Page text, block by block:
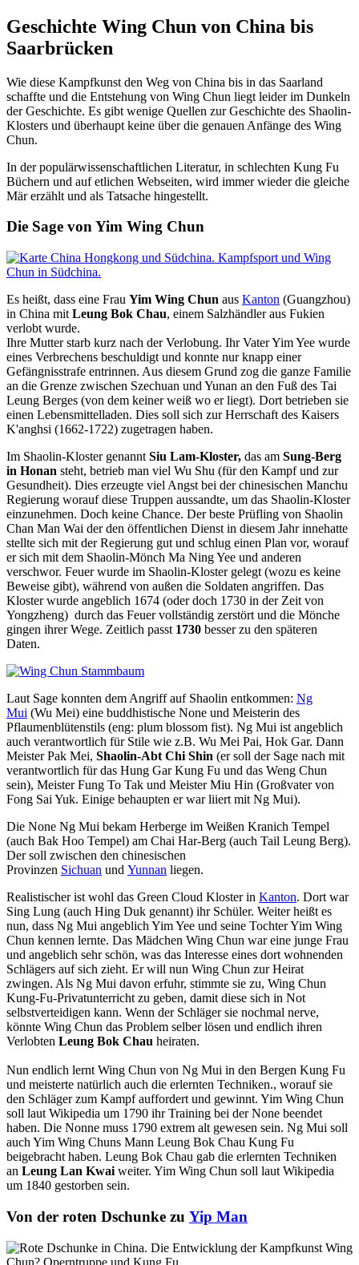
Geschichte Wing Chun von China bis
Saarbrücken
Wie diese Kampfkunst den Weg von China bis in das Saarland
schaffte und die Entstehung von Wing Chun liegt leider im Dunkeln
der Geschichte. Es gibt wenige Quellen zur Geschichte des Shaolin-
Klosters und überhaupt keine über die genauen Anfänge des Wing
Chun.
In der populärwissenschaftlichen Literatur, in schlechten Kung Fu
Büchern und auf etlichen Webseiten, wird immer wieder die gleiche
Mär erzählt und als Tatsache hingestellt.
Die Sage von Yim Wing Chun
Es heißt, dass eine Frau Yim Wing Chun aus Kanton (Guangzhou)
in China mit Leung Bok Chau, einem Salzhändler aus Fukien
verlobt wurde.
Ihre Mutter starb kurz nach der Verlobung. Ihr Vater Yim Yee wurde
eines Verbrechens beschuldigt und konnte nur knapp einer
Gefängnisstrafe entrinnen. Aus diesem Grund zog die ganze Familie
an die Grenze zwischen Szechuan und Yunan an den Fuß des Tai
Leung Berges (von dem keiner weiß wo er liegt). Dort betrieben sie
einen Lebensmittelladen. Dies soll sich zur Herrschaft des Kaisers
K'anghsi (1662-1722) zugetragen haben.
Im Shaolin-Kloster genannt Siu Lam-Kloster, das am Sung-Berg
in Honan steht, betrieb man viel Wu Shu (für den Kampf und zur
Gesundheit). Dies erzeugte viel Angst bei der chinesischen Manchu
Regierung worauf diese Truppen aussandte, um das Shaolin-Kloster
einzunehmen. Doch keine Chance. Der beste Prüfling von Shaolin
Chan Man Wai der den öffentlichen Dienst in diesem Jahr innehatte
stellte sich mit der Regierung gut und schlug einen Plan vor, worauf
er sich mit dem Shaolin-Mönch Ma Ning Yee und anderen
verschwor. Feuer wurde im Shaolin-Kloster gelegt (wozu es keine
Beweise gibt), während von außen die Soldaten angriffen. Das
Kloster wurde angeblich 1674 (oder doch 1730 in der Zeit von
Yongzheng) durch das Feuer vollständig zerstört und die Mönche
gingen ihrer Wege. Zeitlich passt 1730 besser zu den späteren
Daten.
Laut Sage konnten dem Angriff auf Shaolin entkommen: Ng
Mui (Wu Mei) eine buddhistische None und Meisterin des
Pflaumenblütenstils (eng: plum blossom fist). Ng Mui ist angeblich
auch verantwortlich für Stile wie z.B. Wu Mei Pai, Hok Gar. Dann
Meister Pak Mei, Shaolin-Abt Chi Shin (er soll der Sage nach mit
verantwortlich für das Hung Gar Kung Fu und das Weng Chun
sein), Meister Fung To Tak und Meister Miu Hin (Großvater von
Fong Sai Yuk. Einige behaupten er war liiert mit Ng Mui).
Die None Ng Mui bekam Herberge im Weißen Kranich Tempel
(auch Bak Hoo Tempel) am Chai Har-Berg (auch Tail Leung Berg).
Der soll zwischen den chinesischen
Provinzen Sichuan und Yunnan liegen.
Realistischer ist wohl das Green Cloud Kloster in Kanton. Dort war
Sing Lung (auch Hing Duk genannt) ihr Schüler. Weiter heißt es
nun, dass Ng Mui angeblich Yim Yee und seine Tochter Yim Wing
Chun kennen lernte. Das Mädchen Wing Chun war eine junge Frau
und angeblich sehr schön, was das Interesse eines dort wohnenden
Schlägers auf sich zieht. Er will nun Wing Chun zur Heirat
zwingen. Als Ng Mui davon erfuhr, stimmte sie zu, Wing Chun
Kung-Fu-Privatunterricht zu geben, damit diese sich in Not
selbstverteidigen kann. Wenn der Schläger sie nochmal nerve,
könnte Wing Chun das Problem selber lösen und endlich ihren
Verlobten Leung Bok Chau heiraten.
Nun endlich lernt Wing Chun von Ng Mui in den Bergen Kung Fu
und meisterte natürlich auch die erlernten Techniken., worauf sie
den Schläger zum Kampf auffordert und gewinnt. Yim Wing Chun
soll laut Wikipedia um 1790 ihr Training bei der None beendet
haben. Die Nonne muss 1790 extrem alt gewesen sein. Ng Mui soll
auch Yim Wing Chuns Mann Leung Bok Chau Kung Fu
beigebracht haben. Leung Bok Chau gab die erlernten Techniken
an Leung Lan Kwai weiter. Yim Wing Chun soll laut Wikipedia
um 1840 gestorben sein.
Von der roten Dschunke zu Yip Man